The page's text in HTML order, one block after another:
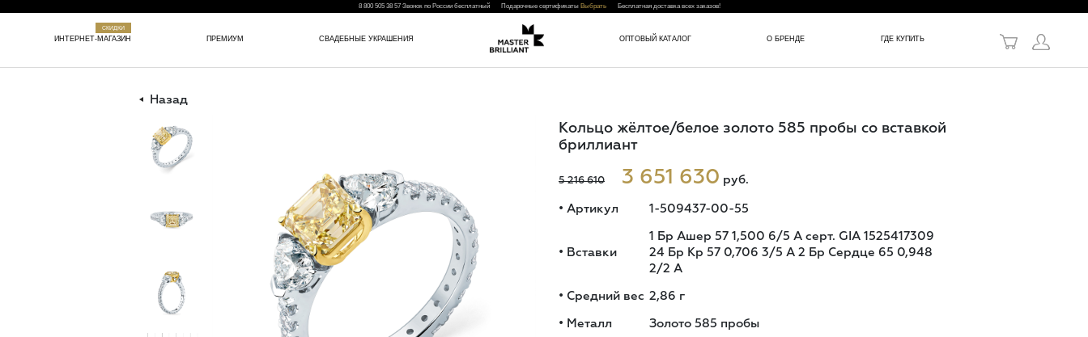
8 800 505 38 57Звонок по России бесплатный Подарочные сертификаты ВыбратьБесплатная доставка всех заказов!
СКИДКИ
ИНТЕРНЕТ-МАГАЗИН ПРЕМИУМ СВАДЕБНЫЕ УКРАШЕНИЯ ОПТОВЫЙ КАТАЛОГ О БРЕНДЕ ГДЕ КУПИТЬ
Назад
Кольцо жёлтое/белое золото 585 пробы со вставкой
бриллиант
5 216 610 3 651 630 руб.
• Артикул 1-509437-00-55
• Вставки
1 Бр Ашер 57 1,500 6/5 A серт. GIA 1525417309
24 Бр Кр 57 0,706 3/5 A 2 Бр Сердце 65 0,948
2/2 A
• Средний вес 2,86 г
• Металл Золото 585 пробы